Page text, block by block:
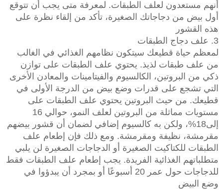
أنهم مستعدون لعلف الطبقات. لمعرفة متى يجب أن تتوقع
أول بيض من دجاجاتك الصغيرة، تأكد من إلقاء نظرة على
هذه القشور
3. علف دجاج الطبقات
لمعظم حياة قطيعك سيتكون نظامهم الغذائي في الغالب
من علف طبقات لذيذ. يحتوي علف الطبقات على توازن
ذكي من البروتين، الكالسيوم والفيتامينات والمعادن الأخرى
التي تشجع على قدرات وضع بيض من الدرجة الأولى في
قطيعك. من حيث البروتين يحتوي علف الطبقات على
مستويات مماثلة من البروتين لعلف النمو، حوالي 16
إلى18%، ولكن به كالسيوم إضافي لضمان أن قشور بيضهم
مقرمشة، نظيفة ومقرمشة. ومع ذلك فإن إطعام علف
الطبقات للكتاكيت الصغيرة أو الدجاجات الصغيرة لن يلبي
متطلباتهم الغذائية الفريدة. يجب إطعام علف الطبقات فقط
للدجاجات حول عمر 20 أسبوعًا أو بمجرد أن يبدؤوا في
وضع البيض